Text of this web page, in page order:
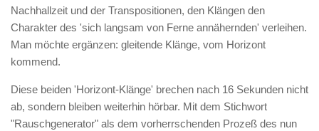
Nachhallzeit und der Transpositionen, den Klängen den
Charakter des 'sich langsam von Ferne annähernden' verleihen.
Man möchte ergänzen: gleitende Klänge, vom Horizont
kommend.
Diese beiden 'Horizont-Klänge' brechen nach 16 Sekunden nicht
ab, sondern bleiben weiterhin hörbar. Mit dem Stichwort
"Rauschgenerator" als dem vorherrschenden Prozeß des nun